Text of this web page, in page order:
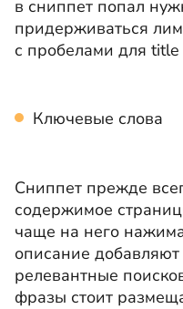
в сниппет попал
придерживаться
с пробелами для
Ключевые слова
Сниппет прежде
содержимое
чаще на него
описание
релевантные
фразы стоит